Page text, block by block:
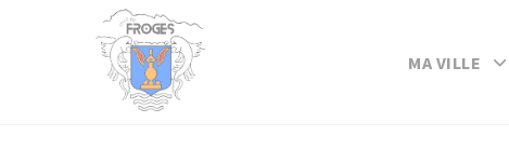
MA VILLE